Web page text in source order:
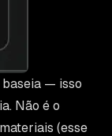
baseia — isso
Não é o
(esse